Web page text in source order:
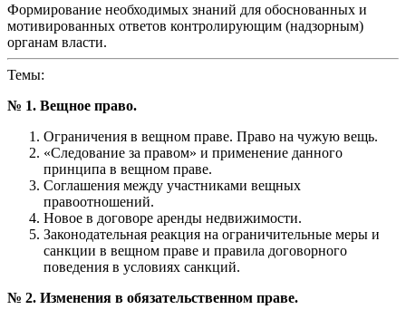
Формирование необходимых знаний для обоснованных и
мотивированных ответов контролирующим (надзорным)
органам власти.
Темы:
№ 1. Вещное право.
Ограничения в вещном праве. Право на чужую вещь.
«Следование за правом» и применение данного
принципа в вещном праве.
Соглашения между участниками вещных
правоотношений.
Новое в договоре аренды недвижимости.
Законодательная реакция на ограничительные меры и
санкции в вещном праве и правила договорного
поведения в условиях санкций.
№ 2. Изменения в обязательственном праве.